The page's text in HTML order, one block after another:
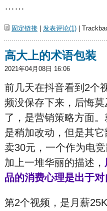
……
固定链接| 发表评论(1)|
高大上的术语包装
2021年04月08日 16:06
前几天在抖音看到2个
频没保存下来，后悔
了，是营销策略方面
是稍加改动，但是其
卖30元，一个作为电
加上一堆华丽的描述，
品的消费心理是出于
第2个视频，是月薪